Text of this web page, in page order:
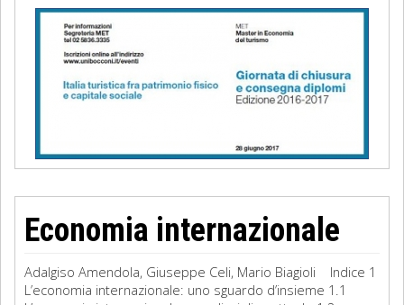
Economia internazionale
Adalgiso Amendola, Giuseppe Celi, Mario Biagioli Indice 1
L’economia internazionale: uno sguardo d’insieme 1.1